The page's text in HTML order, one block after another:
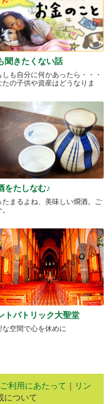
聞きたくない話
も自分に何かあったら・・・
たの子供や資産はどうなりま
をたしなむ♪
たまるよね、美味しい燗酒。ご
トパトリック大聖堂
な空間で心を休めに
ご利用にあたって ｜ リン
について